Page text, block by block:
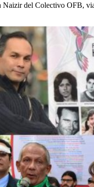
Naizir del Colectivo OFB,